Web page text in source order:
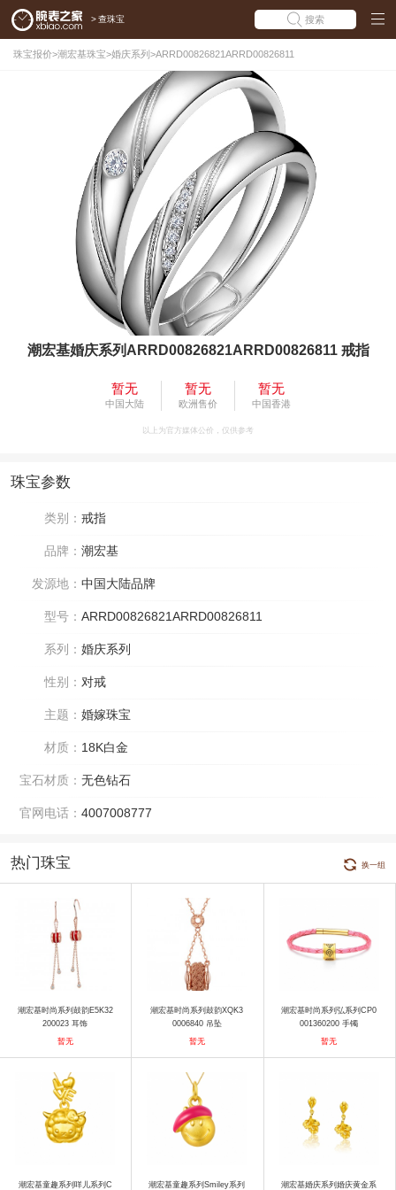
> 查珠宝 搜索
珠宝报价>潮宏基珠宝>婚庆系列 >ARRD00826821ARRD00826811
潮宏基婚庆系列ARRD00826821ARRD00826811 戒指
暂无
中国大陆
暂无
欧洲售价
暂无
中国香港
以上为官方媒体公价，仅供参考
珠宝参数
类别： 戒指
品牌： 潮宏基
发源地： 中国大陆品牌
型号： ARRD00826821ARRD00826811
系列： 婚庆系列
性别： 对戒
主题： 婚嫁珠宝
材质： 18K白金
宝石材质： 无色钻石
官网电话： 4007008777
热门珠宝 换一组
潮宏基时尚系列鼓韵E5K32
200023 耳饰
暂无
潮宏基时尚系列鼓韵XQK3
0006840 吊坠
暂无
潮宏基时尚系列弘系列CP0
001360200 手镯
暂无
潮宏基童趣系列咩儿系列C 潮宏基童趣系列Smiley系列 潮宏基婚庆系列婚庆黄金系